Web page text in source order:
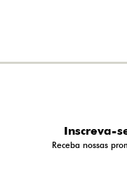
Inscreva-
Receba nossas